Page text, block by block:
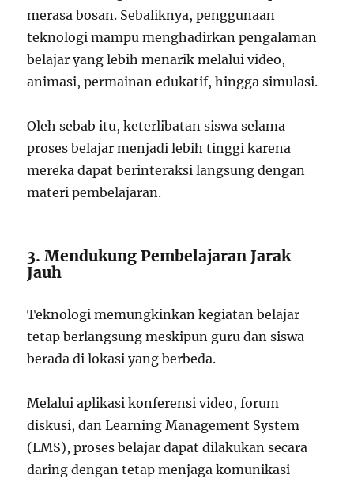
merasa bosan. Sebaliknya, penggunaan
teknologi mampu menghadirkan pengalaman
belajar yang lebih menarik melalui video,
animasi, permainan edukatif, hingga simulasi.
Oleh sebab itu, keterlibatan siswa selama
proses belajar menjadi lebih tinggi karena
mereka dapat berinteraksi langsung dengan
materi pembelajaran.
3. Mendukung Pembelajaran Jarak
Jauh
Teknologi memungkinkan kegiatan belajar
tetap berlangsung meskipun guru dan siswa
berada di lokasi yang berbeda.
Melalui aplikasi konferensi video, forum
diskusi, dan Learning Management System
(LMS), proses belajar dapat dilakukan secara
daring dengan tetap menjaga komunikasi